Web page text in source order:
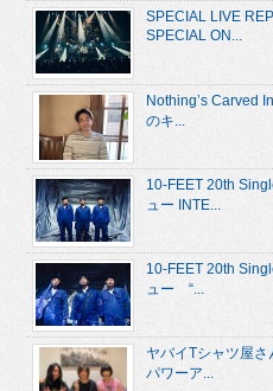
SPECIAL LIVE
SPECIAL ON...
Nothing’s Carved
のキ...
10-FEET 20th
ュー INTE...
10-FEET 20th
ュー “...
ヤバイTシャツ屋
パワーア...